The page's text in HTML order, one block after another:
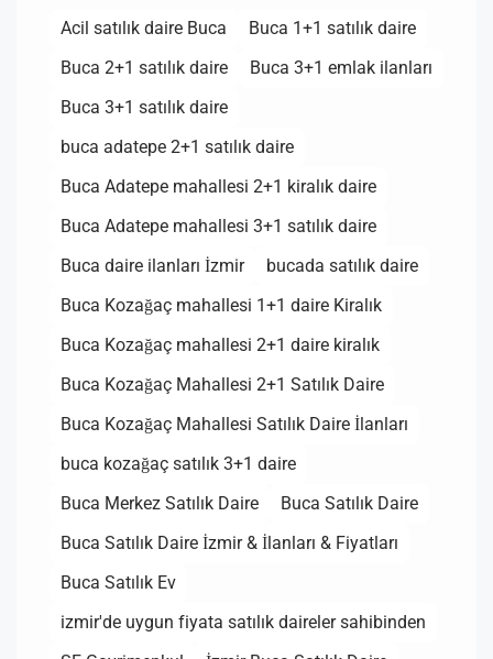
Acil satılık daire Buca
Buca 1+1 satılık daire
Buca 2+1 satılık daire
Buca 3+1 emlak ilanları
Buca 3+1 satılık daire
buca adatepe 2+1 satılık daire
Buca Adatepe mahallesi 2+1 kiralık daire
Buca Adatepe mahallesi 3+1 satılık daire
Buca daire ilanları İzmir
bucada satılık daire
Buca Kozağaç mahallesi 1+1 daire Kiralık
Buca Kozağaç mahallesi 2+1 daire kiralık
Buca Kozağaç Mahallesi 2+1 Satılık Daire
Buca Kozağaç Mahallesi Satılık Daire İlanları
buca kozağaç satılık 3+1 daire
Buca Merkez Satılık Daire
Buca Satılık Daire
Buca Satılık Daire İzmir & İlanları & Fiyatları
Buca Satılık Ev
izmir'de uygun fiyata satılık daireler sahibinden